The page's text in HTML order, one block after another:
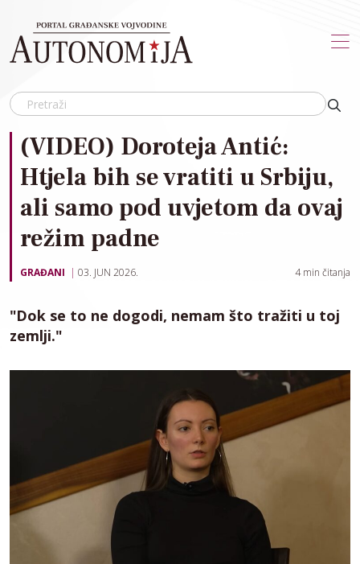
(VIDEO) Doroteja Antić:
Htjela bih se vratiti u Srbiju,
ali samo pod uvjetom da ovaj
režim padne
GRAĐANI 03. JUN 2026. 4 min čitanja
"Dok se to ne dogodi, nemam što tražiti u toj
zemlji."